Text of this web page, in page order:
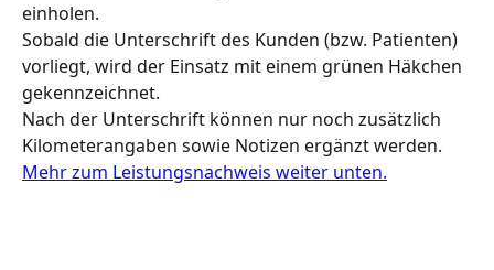
einholen.
Sobald die Unterschrift des Kunden (bzw. Patienten)
vorliegt, wird der Einsatz mit einem grünen Häkchen
gekennzeichnet.
Nach der Unterschrift können nur noch zusätzlich
Kilometerangaben sowie Notizen ergänzt werden.
Mehr zum Leistungsnachweis weiter unten.